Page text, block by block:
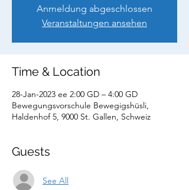
Anmeldung abgeschlossen
Veranstaltungen ansehen
Time & Location
28-Jan-2023 ee 2:00 GD – 4:00 GD
Bewegungsvorschule Bewegigshüsli,
Haldenhof 5, 9000 St. Gallen, Schweiz
Guests
See All